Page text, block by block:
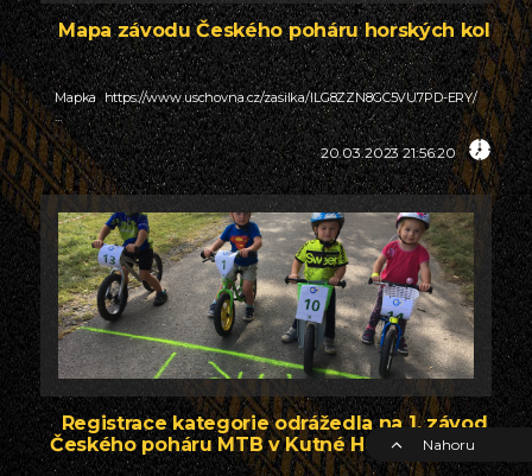
Mapa závodu Českého poháru horských kol
Mapka https://www.uschovna.cz/zasilka/ILG8ZZN8GC5VU7PD-ERY/
...
20.03.2023 21:56:20
Registrace kategorie odrážedla na 1. závod
Českého poháru MTB v Kutné Hoře spuštěna!
Nahoru